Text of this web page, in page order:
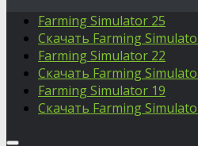
Farming Simulator 25
Скачать Farming
Farming Simulator 22
Скачать Farming
Farming Simulator 19
Скачать Farming